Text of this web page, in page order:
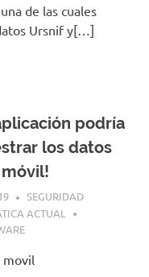
de las cuales
Ursnif y[…]
podría
los datos
SEGURIDAD
ACTUAL
movil